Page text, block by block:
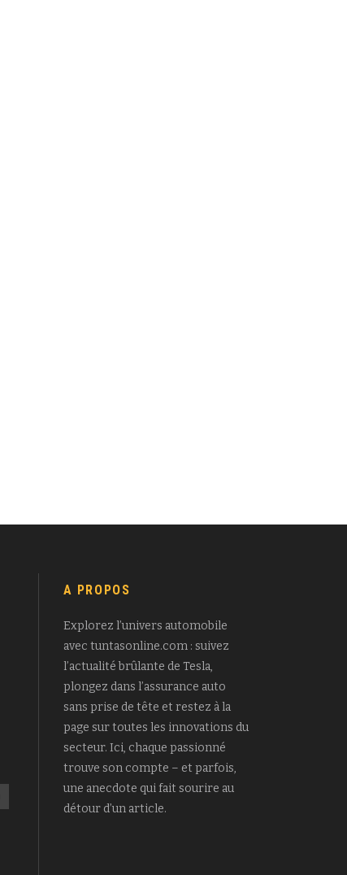
A PROPOS
Explorez l’univers automobile
avec tuntasonline.com : suivez
l’actualité brûlante de Tesla,
plongez dans l’assurance auto
sans prise de tête et restez à la
page sur toutes les innovations du
secteur. Ici, chaque passionné
trouve son compte – et parfois,
une anecdote qui fait sourire au
détour d’un article.